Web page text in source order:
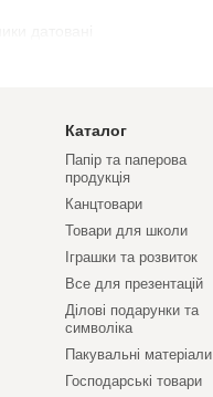
Каталог
Папір та паперова
продукція
Канцтовари
Товари для школи
Іграшки та розвиток
Все для презентацій
Ділові подарунки та
символіка
Пакувальні матеріали
Господарські товари